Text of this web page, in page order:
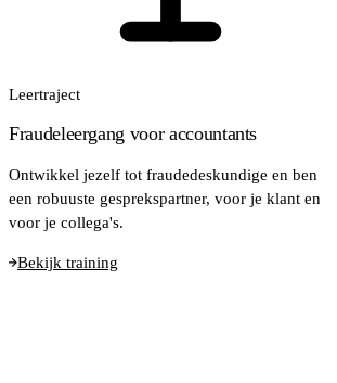
Leertraject
Fraudeleergang voor accountants
Ontwikkel jezelf tot fraudedeskundige en ben
een robuuste gesprekspartner, voor je klant en
voor je collega's.
Bekijk training